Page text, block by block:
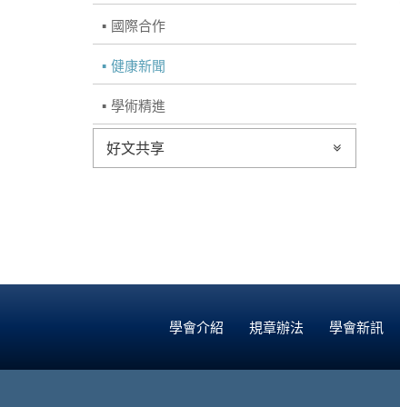
國際合作
健康新聞
學術精進
好文共享
學會介紹 規章辦法 學會新訊